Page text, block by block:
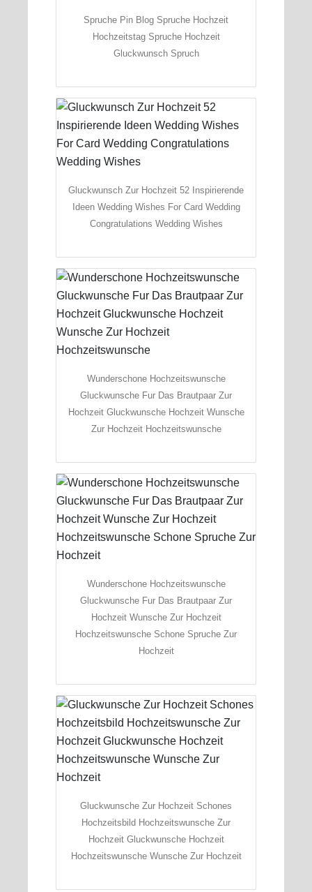
Spruche Pin Blog Spruche Hochzeit
Hochzeitstag Spruche Hochzeit
Gluckwunsch Spruch
Gluckwunsch Zur Hochzeit 52 Inspirierende
Ideen Wedding Wishes For Card Wedding
Congratulations Wedding Wishes
Wunderschone Hochzeitswunsche
Gluckwunsche Fur Das Brautpaar Zur
Hochzeit Gluckwunsche Hochzeit Wunsche
Zur Hochzeit Hochzeitswunsche
Wunderschone Hochzeitswunsche
Gluckwunsche Fur Das Brautpaar Zur
Hochzeit Wunsche Zur Hochzeit
Hochzeitswunsche Schone Spruche Zur
Hochzeit
Gluckwunsche Zur Hochzeit Schones
Hochzeitsbild Hochzeitswunsche Zur
Hochzeit Gluckwunsche Hochzeit
Hochzeitswunsche Wunsche Zur Hochzeit